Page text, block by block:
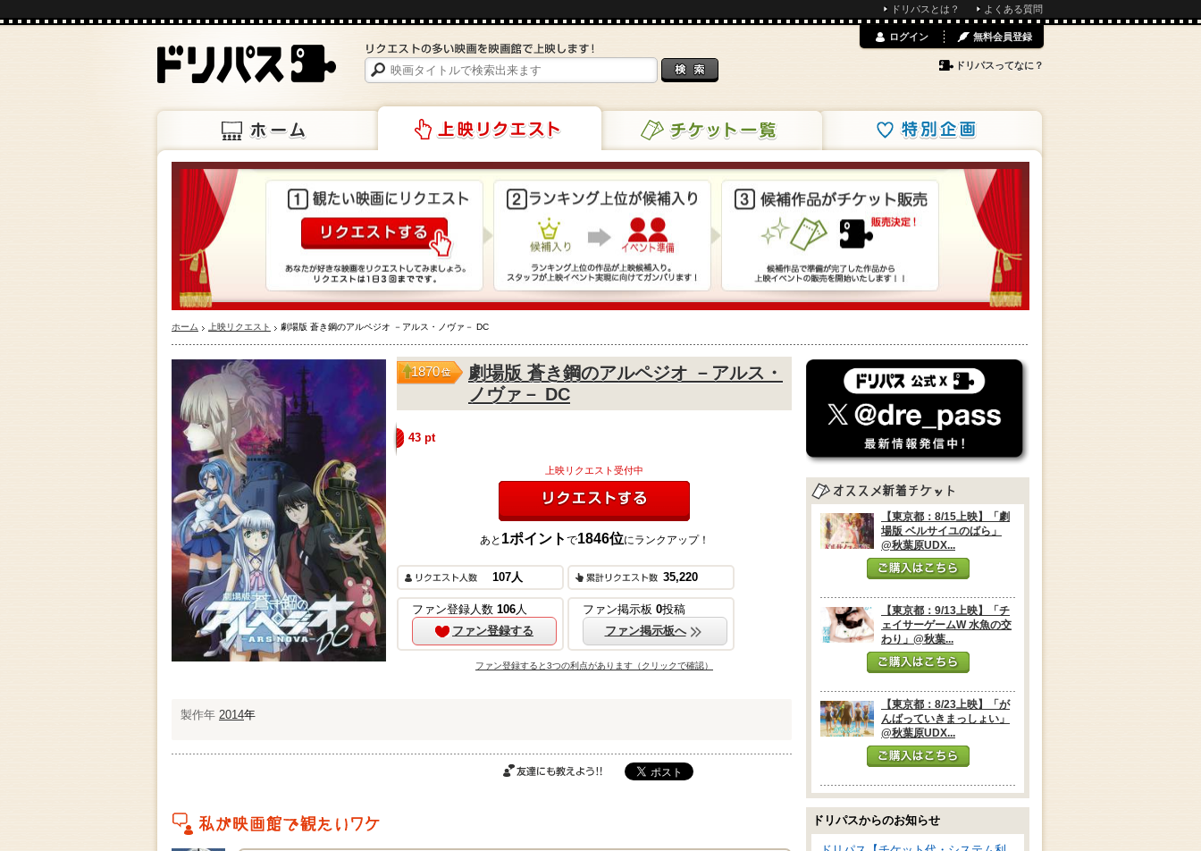
ドリパスとは？ よくある質問
チケット一覧 特別企画
ログイン 無料会員登録
ドリパスってなに？
ホーム 上映リクエスト 劇場版 蒼き鋼のアルペジオ －アルス・ノヴァ－ DC
1870位
劇場版 蒼き鋼のアルペジオ －アルス・
ノヴァ－ DC
43 pt
上映リクエスト受付中
リクエストする
あと 1ポイント で1846位にランクアップ！
107人 35,220
ファン登録人数 106人
ファン登録する
ファン掲示板 0投稿
ファン掲示板へ
ファン登録すると3つの利点があります（クリックで確認）
製作年 2014年
私がこの作品を映画館で観たいワケ
【東京都：8/15上映】「劇
場版 ベルサイユのばら」
@秋葉原UDX...
ご購入はこちら
【東京都：9/13上映】「チ
ェイサーゲームW 水魚の交
わり」@秋葉...
【東京都：8/23上映】「が
んばっていきまっしょい」
@秋葉原UDX...
ご購入はこちら
ドリパスからのお知らせ